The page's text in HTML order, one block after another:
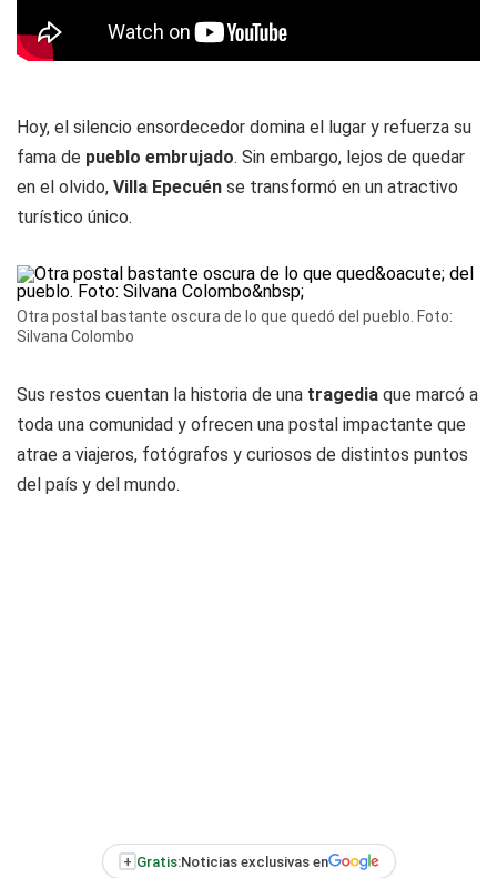
Hoy, el silencio ensordecedor domina el lugar y refuerza su
fama de pueblo embrujado. Sin embargo, lejos de quedar
en el olvido, Villa Epecuén se transformó en un atractivo
turístico único.
Otra postal bastante oscura de lo que quedó del pueblo. Foto:
Silvana Colombo
Sus restos cuentan la historia de una tragedia que marcó a
toda una comunidad y ofrecen una postal impactante que
atrae a viajeros, fotógrafos y curiosos de distintos puntos
del país y del mundo.
+ Gratis:Noticias exclusivas en